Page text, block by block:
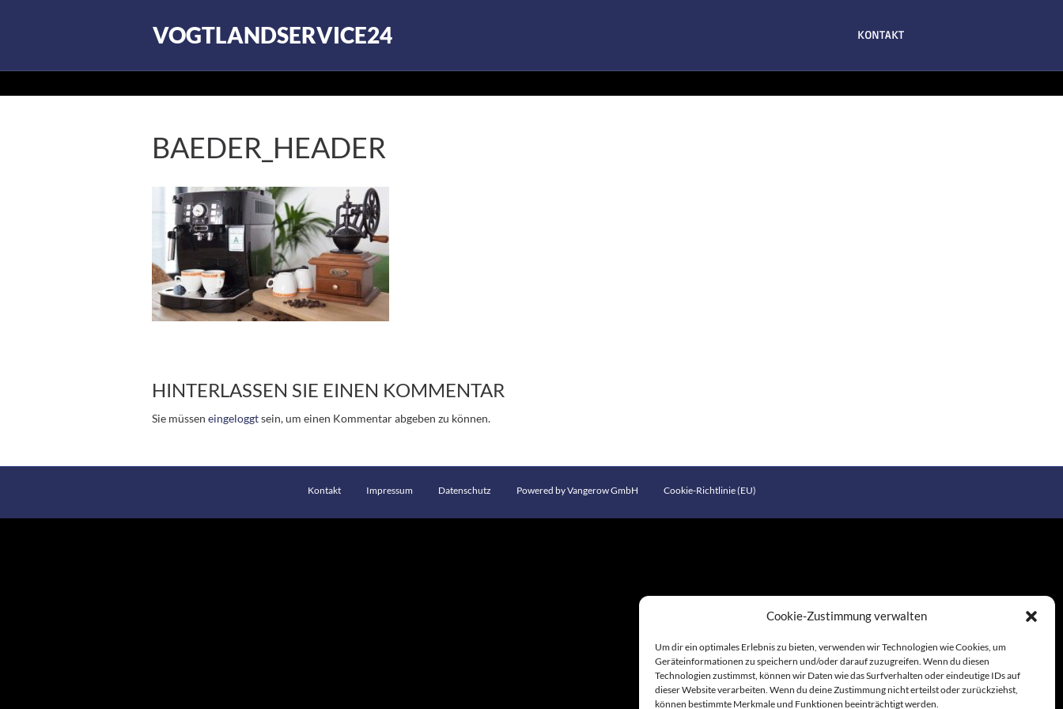
Cookie-Zustimmung verwalten
Um dir ein optimales Erlebnis zu bieten, verwenden wir Technologien wie Cookies, um
Geräteinformationen zu speichern und/oder darauf zuzugreifen. Wenn du diesen
Technologien zustimmst, können wir Daten wie das Surfverhalten oder eindeutige IDs auf
dieser Website verarbeiten. Wenn du deine Zustimmung nicht erteilst oder zurückziehst,
können bestimmte Merkmale und Funktionen beeinträchtigt werden.
VOGTLANDSERVICE24 KONTAKT
BAEDER_HEADER
HINTERLASSEN SIE EINEN KOMMENTAR
Sie müssen eingeloggtsein, um einen Kommentar abgeben zu können.
Kontakt Impressum Datenschutz Powered by Vangerow GmbH Cookie-Richtlinie (EU)